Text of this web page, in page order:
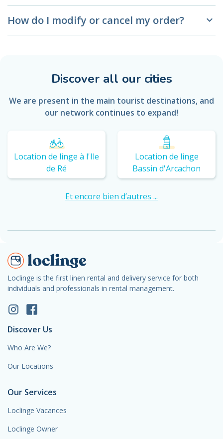
How do I modify or cancel my order? keyboard_arrow_down
Discover all our cities
We are present in the main tourist destinations, and
our network continues to expand!
Location de linge à l'Ile
de Ré
Location de linge
Bassin d'Arcachon
Et encore bien d’autres ...
Loclinge is the first linen rental and delivery service for both
individuals and professionals in rental management.
Discover Us
Who Are We?
Our Locations
Our Services
Loclinge Vacances
Loclinge Owner